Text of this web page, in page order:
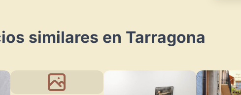
similares en Tarragona